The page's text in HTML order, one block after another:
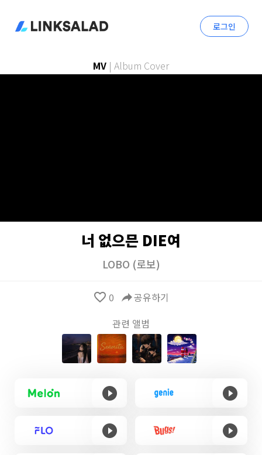
로그인
MV | Album Cover
너 없으믄 DIE여
LOBO (로보)
favorite_border 0 reply공유하기
관련 앨범